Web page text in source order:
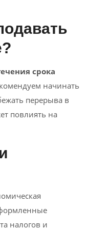
срока
начинать
перерыва в
повлиять на
налогов и